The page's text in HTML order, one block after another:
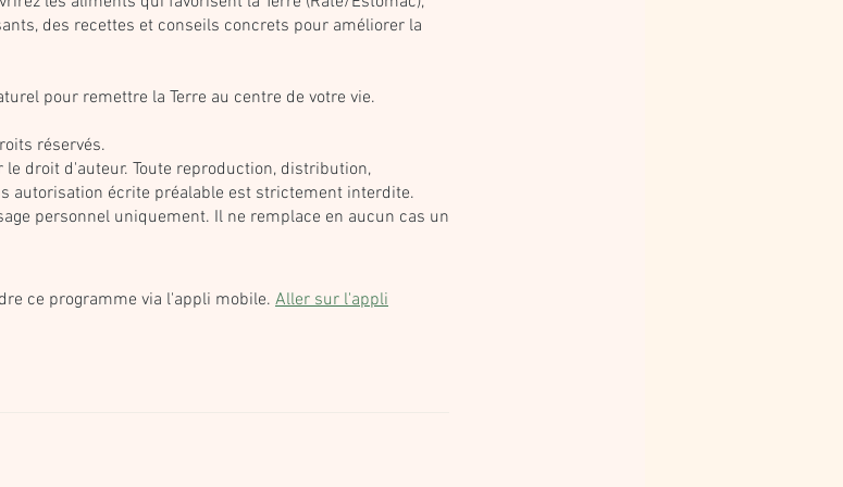
des recettes et conseils concrets pour améliorer la
pour remettre la Terre au centre de votre vie.
réservés.
le droit d'auteur. Toute reproduction, distribution,
autorisation écrite préalable est strictement interdite.
personnel uniquement. Il ne remplace en aucun cas un
ce programme via l'appli mobile. Aller sur l'appli